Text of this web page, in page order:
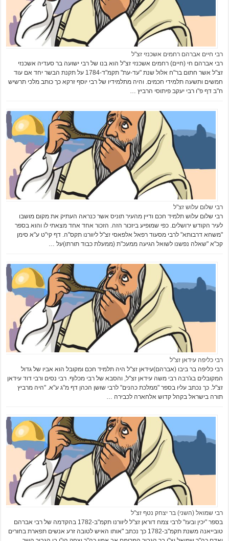
רבי חיים אברהם רחמים אשכנזי זצ"ל
רבי אברהם חי (חיים) רחמים אשכנזי זצ"ל הוא בנו של רבי ישועה בר סעדיה אשכנזי
זצ"ל אשר חתום בר"ח אלול שנת "עד-עת" תקמ"ד-1784 על תקנת הבשר יחד אם עוד
חמשים ותשעה תלמידי חכמים. והיה מתלמידיו של רבי יוסף זרקא כך כותב מלכי תרשיש
ח"ב דף פ"ו רבי יעקב פיתוסי הרביץ …
רבי שלום עלוש זצ"ל
רבי שלום עלוש תלמיד חכם ודיין מהעיר תוניס אשר כנראה העתיק את מקום מושבו
לעיר הקודש ירושלים. כפי שמופיע ביזכור הזה. הזכור אחד אחד מצאתי לו והוא בספר
"משחא דרבותא" לרבי מסעוד רפאל אלפאסי זצ"ל ליוורנו תקס"ה. דף קי"ט ע"א סימן
קכ"א "שאלה נפשנו לשואל הגיעה ממעכ"ת (ממעלת כבוד תורתו)על …
רבי כליפה עידאן זצ"ל
רבי כליפה בר ביבו (אברהם)עידאן זצ"ל היה תלמיד חכם ומקובל הוא אביו של גדול
המקובלים בג'רבה רבי משה עידאן זצ"ל, והסבא של רבי מכלוף. רבי נסים ורבי דוד עידאן
זצ"ל. כך נכתב עליו בספר "ממלכת כהנים" לרבי שושן הכהן דף מ"ג ע"א. "היה מרביץ
תורה בישראל בקהל קדוש אלחארה לכבירה …
רבי שמואל (השני) בר יצחק נטף זצ"ל
בספר "יכין ובעז" לרבי צמח דוראן זצ"ל ליוורנו תקמ"ב-1782 בהקדמה של רבי אברהם
טובייאנה משנת תקמ"ב-1782 כך נכתב "אותו האיש לטובה זרע אנשים תפארת בחורים